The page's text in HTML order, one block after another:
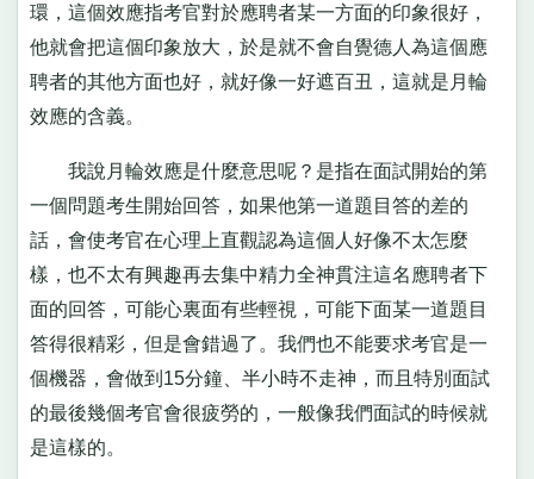
環，這個效應指考官對於應聘者某一方面的印象很好，
他就會把這個印象放大，於是就不會自覺德人為這個應
聘者的其他方面也好，就好像一好遮百丑，這就是月輪
效應的含義。
我說月輪效應是什麼意思呢？是指在面試開始的第
一個問題考生開始回答，如果他第一道題目答的差的
話，會使考官在心理上直觀認為這個人好像不太怎麼
樣，也不太有興趣再去集中精力全神貫注這名應聘者下
面的回答，可能心裏面有些輕視，可能下面某一道題目
答得很精彩，但是會錯過了。我們也不能要求考官是一
個機器，會做到15分鐘、半小時不走神，而且特別面試
的最後幾個考官會很疲勞的，一般像我們面試的時候就
是這樣的。